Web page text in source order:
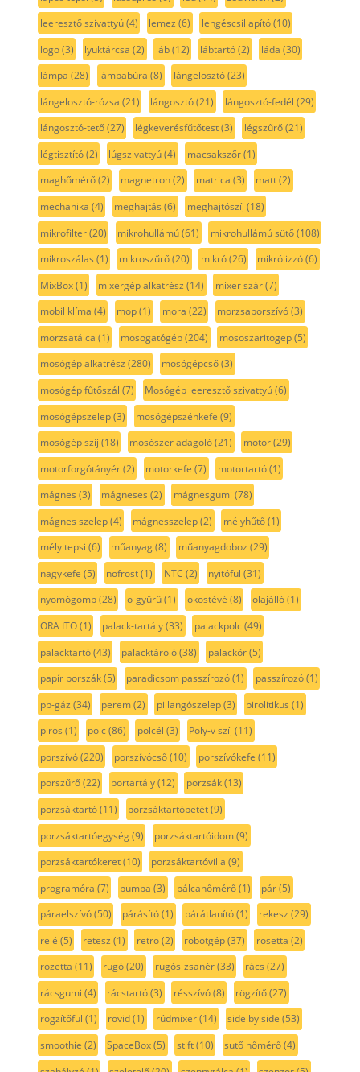
leeresztő szivattyú(4) lemez (6) lengéscsillapító(10)
logo(3) lyuktárcsa (2) láb(12) lábtartó(2) láda (30)
lámpa (28) lámpabúra (8) lángelosztó(23)
lángelosztó-rózsa (21) lángosztó(21) lángosztó-fedél (29)
lángosztó-tető(27) légkeverésfűtőtest(3) légszűrő(21)
légtisztító(2) lúgszivattyú(4) macsakszőr(1)
maghőmérő(2) magnetron(2) matrica (3) matt(2)
mechanika (4) meghajtás (6) meghajtószíj (18)
mikrofilter(20) mikrohullámú(61) mikrohullámú sütő(108)
mikroszálas (1) mikroszűrő(20) mikró(26) mikró izzó(6)
MixBox(1) mixergép alkatrész (14) mixer szár(7)
mobil klíma (4) mop(1) mora (22) morzsaporszívó(3)
morzsatálca (1) mosogatógép(204) mososzaritogep(5)
mosógép alkatrész (280) mosógépcső(3)
mosógép fűtőszál (7) Mosógép leeresztő szivattyú(6)
mosógépszelep(3) mosógépszénkefe (9)
mosógép szíj (18) mosószer adagoló(21) motor(29)
motorforgótányér(2) motorkefe (7) motortartó(1)
mágnes (3) mágneses (2) mágnesgumi (78)
mágnes szelep(4) mágnesszelep(2) mélyhűtő(1)
mély tepsi (6) műanyag(8) műanyagdoboz (29)
nagykefe (5) nofrost(1) NTC (2) nyitófül (31)
nyomógomb(28) o-gyűrű(1) okostévé (8) olajálló(1)
ORA ITO(1) palack-tartály(33) palackpolc(49)
palacktartó(43) palacktároló(38) palackőr(5)
papír porszák(5) paradicsom passzírozó(1) passzírozó(1)
pb-gáz (34) perem(2) pillangószelep(3) pirolitikus (1)
piros (1) polc(86) polcél (3) Poly-v szíj (11)
porszívó(220) porszívócső(10) porszívókefe (11)
porszűrő(22) portartály(12) porzsák(13)
porzsáktartó(11) porzsáktartóbetét(9)
porzsáktartóegység(9) porzsáktartóidom(9)
porzsáktartókeret(10) porzsáktartóvilla (9)
programóra (7) pumpa (3) pálcahőmérő(1) pár(5)
páraelszívó(50) párásító(1) párátlanító(1) rekesz (29)
relé (5) retesz (1) retro(2) robotgép(37) rosetta (2)
rozetta (11) rugó(20) rugós-zsanér(33) rács (27)
rácsgumi (4) rácstartó(3) résszívó(8) rögzítő(27)
rögzítőfül (1) rövid(1) rúdmixer(14) side by side (53)
smoothie (2) SpaceBox(5) stift(10) sutő hőmérő(4)